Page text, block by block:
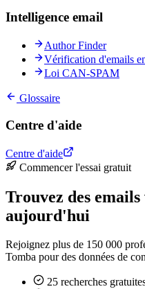
Intelligence email
Author Finder
Vérification d'emails
Loi CAN-SPAM
Glossaire
Centre d'aide
Centre d'aide
Commencer l'essai gratuit
Trouvez des
aujourd'hui
Rejoignez plus de 150 000
Tomba pour des données de
25 recherches